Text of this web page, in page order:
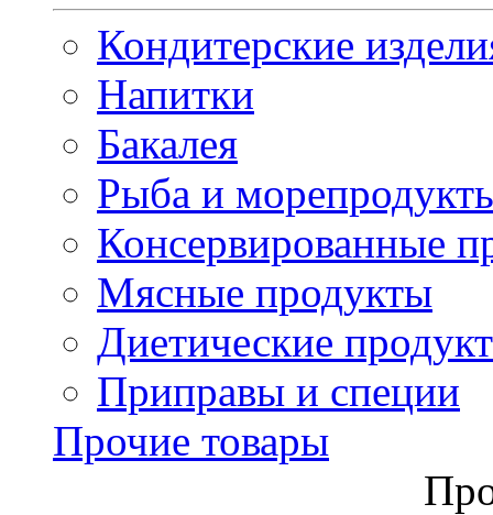
Кондитерские
Напитки
Бакалея
Рыба и
Консервированные
Мясные продукты
Диетические
Приправы и специи
Прочие товары